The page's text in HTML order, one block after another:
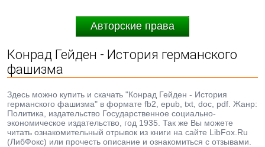
Авторские права
Конрад Гейден - История германского
фашизма
Здесь можно купить и скачать "Конрад Гейден - История
германского фашизма" в формате fb2, epub, txt, doc, pdf. Жанр:
Политика, издательство Государственное социально-
экономическое издательство, год 1935. Так же Вы можете
читать ознакомительный отрывок из книги на сайте LibFox.Ru
(ЛибФокс) или прочесть описание и ознакомиться с отзывами.